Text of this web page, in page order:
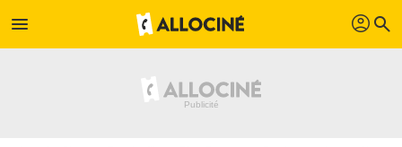
menu profil search